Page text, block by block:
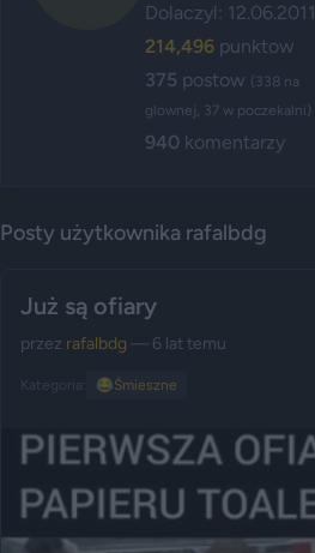
Dolaczyl: 12.06.2011
214,496 punktow
375 postow (338 na
glownej, 37 w poczekalni)
940 komentarzy
Posty użytkownika rafalbdg
Już są ofiary
przez rafalbdg — 6 lat temu
Kategoria: 😂Śmieszne